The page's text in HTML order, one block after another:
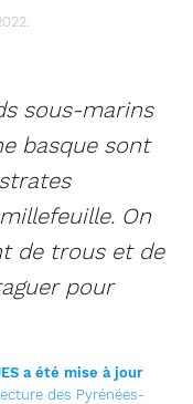
sous-marins
basque sont
On
de trous et de
pour
a été mise à jour
des Pyrénées-